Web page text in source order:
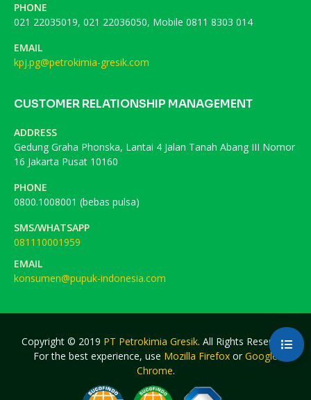
PHONE
021 22035019, 021 22036050, Mobile 0811 8303 014
EMAIL
kpj.pg@petrokimia-gresik.com
CUSTOMER RELATIONSHIP MANAGEMENT
ADDRESS
Gedung Graha Phonska, Lantai 4 Jalan Tanah Abang III Nomor
16 Jakarta Pusat 10160
PHONE
0800.1008001 (bebas pulsa)
SMS/WHATSAPP
081110001959
EMAIL
konsumen@pupuk-indonesia.com
Copyright © 2019 PT Petrokimia Gresik. All Rights Reserved.
For the best experience, use Mozilla Firefox or Google
Chrome.